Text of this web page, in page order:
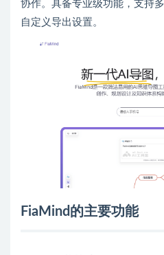
协作。具备专业级功能，支持
自定义导出设置。
FiaMind的主要功能